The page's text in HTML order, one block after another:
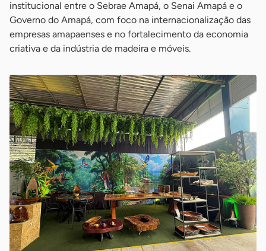
institucional entre o Sebrae Amapá, o Senai Amapá e o
Governo do Amapá, com foco na internacionalização das
empresas amapaenses e no fortalecimento da economia
criativa e da indústria de madeira e móveis.